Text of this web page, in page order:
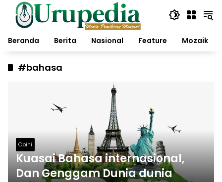
Langsung
konten
Beranda
Berita Nasional Feature Mozaik
#bahasa
Opini
Kuasai Bahasa internasional,
Dan Genggam Dunia dunia